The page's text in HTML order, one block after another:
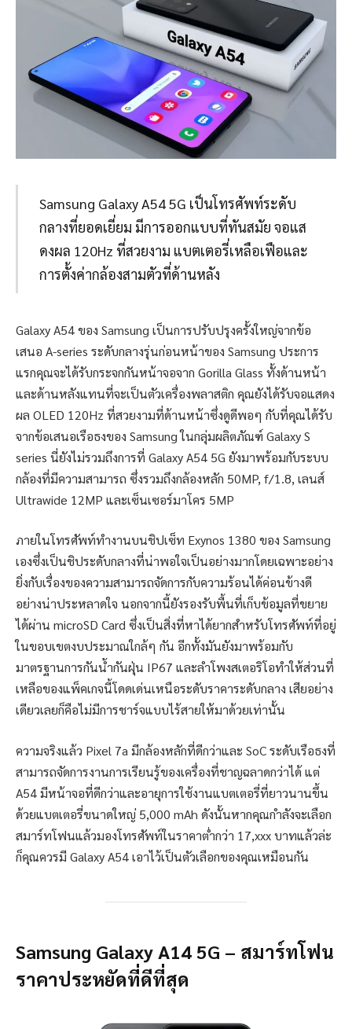
Samsung Galaxy A54 5G เป็นโทรศัพท์ระดับ
กลางที่ยอดเยี่ยม มีการออกแบบที่ทันสมัย ​​จอแส
ดงผล 120Hz ที่สวยงาม แบตเตอรี่เหลือเฟือและ
การตั้งค่ากล้องสามตัวที่ด้านหลัง
Galaxy A54 ของ Samsung เป็นการปรับปรุงครั้งใหญ่จากข้อ
เสนอ A-series ระดับกลางรุ่นก่อนหน้าของ Samsung ประการ
แรกคุณจะได้รับกระจกกันหน้าจอจาก Gorilla Glass ทั้งด้านหน้า
และด้านหลังแทนที่จะเป็นตัวเครื่องพลาสติก คุณยังได้รับจอแสดง
ผล OLED 120Hz ที่สวยงามที่ด้านหน้าซึ่งดูดีพอๆ กับที่คุณได้รับ
จากข้อเสนอเรือธงของ Samsung ในกลุ่มผลิตภัณฑ์ Galaxy S
series นี่ยังไม่รวมถึงการที่ Galaxy A54 5G ยังมาพร้อมกับระบบ
กล้องที่มีความสามารถ ซึ่งรวมถึงกล้องหลัก 50MP, f/1.8, เลนส์
Ultrawide 12MP และเซ็นเซอร์มาโคร 5MP
ภายในโทรศัพท์ทำงานบนชิปเซ็ท Exynos 1380 ของ Samsung
เองซึ่งเป็นชิประดับกลางที่น่าพอใจเป็นอย่างมากโดยเฉพาะอย่าง
ยิ่งกับเรื่องของความสามารถจัดการกับความร้อนได้ค่อนข้างดี
อย่างน่าประหลาดใจ นอกจากนี้ยังรองรับพื้นที่เก็บข้อมูลที่ขยาย
ได้ผ่าน microSD Card ซึ่งเป็นสิ่งที่หาได้ยากสำหรับโทรศัพท์ที่อยู่
ในขอบเขตงบประมาณใกล้ๆ กัน อีกทั้งมันยังมาพร้อมกับ
มาตรฐานการกันน้ำกันฝุ่น IP67 และลำโพงสเตอริโอทำให้ส่วนที่
เหลือของแพ็คเกจนี้โดดเด่นเหนือระดับราคาระดับกลาง เสียอย่าง
เดียวเลยก็คือไม่มีการชาร์จแบบไร้สายให้มาด้วยเท่านั้น
ความจริงแล้ว Pixel 7a มีกล้องหลักที่ดีกว่าและ SoC ระดับเรือธงที่
สามารถจัดการงานการเรียนรู้ของเครื่องที่ชาญฉลาดกว่าได้ แต่
A54 มีหน้าจอที่ดีกว่าและอายุการใช้งานแบตเตอรี่ที่ยาวนานขึ้น
ด้วยแบตเตอรี่ขนาดใหญ่ 5,000 mAh ดังนั้นหากคุณกำลังจะเลือก
สมาร์ทโฟนแล้วมองโทรศัพท์ในราคาต่ำกว่า 17,xxx บาทแล้วล่ะ
ก็คุณควรมี Galaxy A54 เอาไว้เป็นตัวเลือกของคุณเหมือนกัน
Samsung Galaxy A14 5G – สมาร์ทโฟน
ราคาประหยัดที่ดีที่สุด